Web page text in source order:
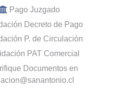
Pago Juzgado
Decreto de Pago
P. de Circulación
PAT Comercial
Documentos en